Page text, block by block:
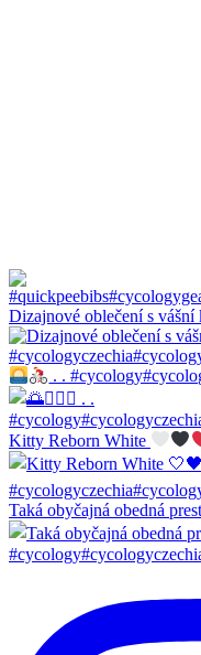
Dizajnové oblečení s
. .
Kitty Reborn White
Taká obyčajná obedná